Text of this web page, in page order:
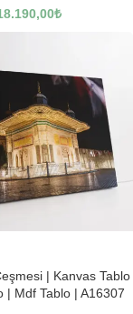
₺
| Kanvas Tablo
| Mdf Tablo | A16307